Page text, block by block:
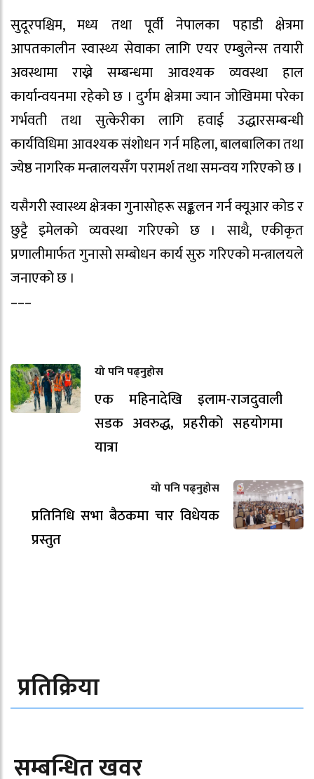
सुदूरपश्चिम, मध्य तथा पूर्वी नेपालका पहाडी क्षेत्रमा
आपतकालीन स्वास्थ्य सेवाका लागि एयर एम्बुलेन्स तयारी
अवस्थामा राख्ने सम्बन्धमा आवश्यक व्यवस्था हाल
कार्यान्वयनमा रहेको छ । दुर्गम क्षेत्रमा ज्यान जोखिममा परेका
गर्भवती तथा सुत्केरीका लागि हवाई उद्धारसम्बन्धी
कार्यविधिमा आवश्यक संशोधन गर्न महिला, बालबालिका तथा
ज्येष्ठ नागरिक मन्त्रालयसँग परामर्श तथा समन्वय गरिएको छ ।
यसैगरी स्वास्थ्य क्षेत्रका गुनासोहरू सङ्कलन गर्न क्यूआर कोड र
छुट्टै इमेलको व्यवस्था गरिएको छ । साथै, एकीकृत
प्रणालीमार्फत गुनासो सम्बोधन कार्य सुरु गरिएको मन्त्रालयले
जनाएको छ ।
–––
यो पनि पढ्नुहोस
एक महिनादेखि इलाम-राजदुवाली
सडक अवरुद्ध, प्रहरीको सहयोगमा
यात्रा
यो पनि पढ्नुहोस
प्रतिनिधि सभा बैठकमा चार विधेयक
प्रस्तुत
प्रतिक्रिया
सम्बन्धित खवर